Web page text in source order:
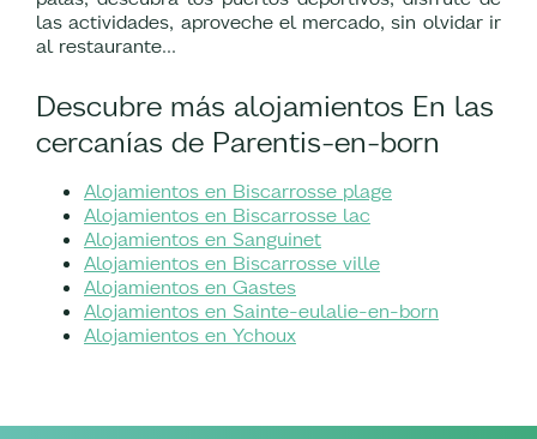
las actividades, aproveche el mercado, sin olvidar ir
al restaurante...
Descubre más alojamientos En las
cercanías de Parentis-en-born
Alojamientos en Biscarrosse plage
Alojamientos en Biscarrosse lac
Alojamientos en Sanguinet
Alojamientos en Biscarrosse ville
Alojamientos en Gastes
Alojamientos en Sainte-eulalie-en-born
Alojamientos en Ychoux